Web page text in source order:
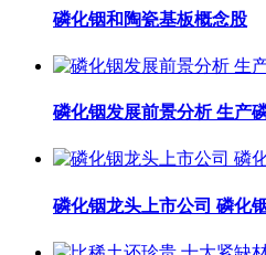
磷化铟和陶瓷基板概念股
磷化铟发展前景分析 生产
磷化铟龙头上市公司 磷化